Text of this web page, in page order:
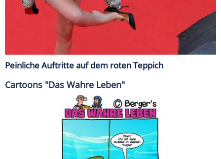
Peinliche Auftritte auf dem roten Teppich
Cartoons "Das Wahre Leben"